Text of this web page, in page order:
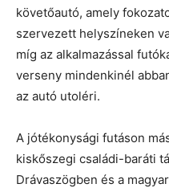
követőautó, amely
szervezett helyszíneken
míg az alkalmazással
verseny mindenkinél
az autó utoléri.
A jótékonysági futáson
kiskőszegi családi-baráti
Drávaszögben és a